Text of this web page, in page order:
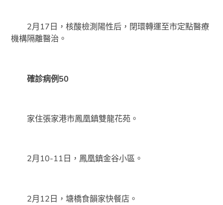
2月17日，核酸檢測陽性后，閉環轉運至市定點醫療
機構隔離醫治。
確診病例50
家住張家港市鳳凰鎮雙龍花苑。
2月10-11日，鳳凰鎮金谷小區。
2月12日，塘橋食韻家快餐店。